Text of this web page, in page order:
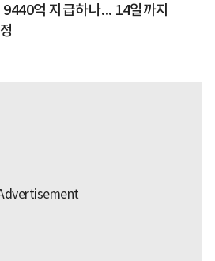
억 지급하나... 14일까지